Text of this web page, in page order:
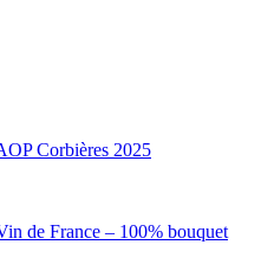
Corbières 2025
de France – 100% bouquet